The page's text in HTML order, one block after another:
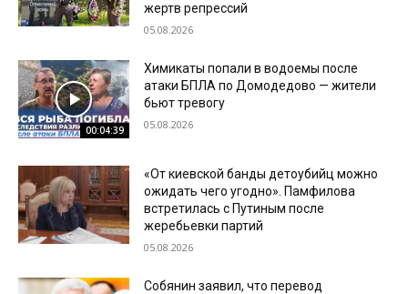
жертв репрессий
05.08.2026
00:04:39
Химикаты попали в водоемы после
атаки БПЛА по Домодедово — жители
бьют тревогу
05.08.2026
«От киевской банды детоубийц можно
ожидать чего угодно». Памфилова
встретилась с Путиным после
жеребьевки партий
05.08.2026
Собянин заявил, что перевод